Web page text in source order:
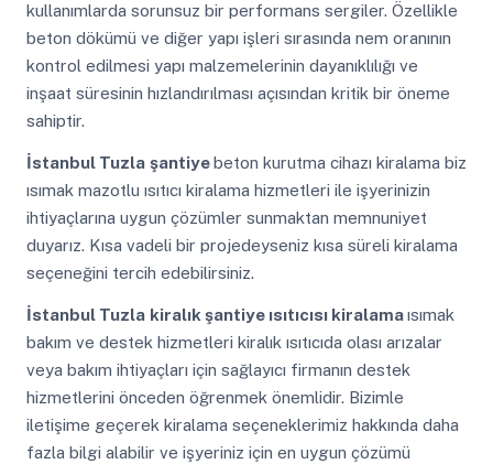
kullanımlarda sorunsuz bir performans sergiler. Özellikle
beton dökümü ve diğer yapı işleri sırasında nem oranının
kontrol edilmesi yapı malzemelerinin dayanıklılığı ve
inşaat süresinin hızlandırılması açısından kritik bir öneme
sahiptir.
İstanbul Tuzla şantiyebeton kurutma cihazı kiralama biz
ısımak mazotlu ısıtıcı kiralama hizmetleri ile işyerinizin
ihtiyaçlarına uygun çözümler sunmaktan memnuniyet
duyarız. Kısa vadeli bir projedeyseniz kısa süreli kiralama
seçeneğini tercih edebilirsiniz.
İstanbul Tuzla kiralık şantiye ısıtıcısı kiralamaısımak
bakım ve destek hizmetleri kiralık ısıtıcıda olası arızalar
veya bakım ihtiyaçları için sağlayıcı firmanın destek
hizmetlerini önceden öğrenmek önemlidir. Bizimle
iletişime geçerek kiralama seçeneklerimiz hakkında daha
fazla bilgi alabilir ve işyeriniz için en uygun çözümü